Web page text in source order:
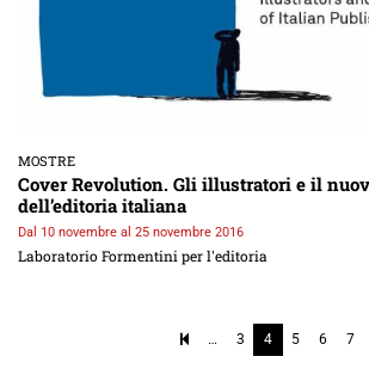
MOSTRE
Cover Revolution. Gli illustratori e il
dell’editoria italiana
Dal 10 novembre al 25 novembre 2016
Laboratorio Formentini per l'editoria
… 3 4 5 6 7